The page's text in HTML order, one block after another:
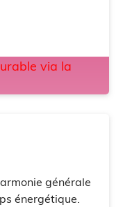
générale
énergétique.